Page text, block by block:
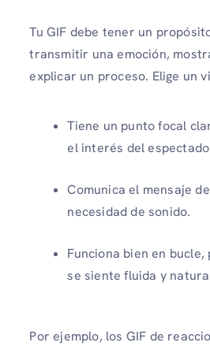
Tu GIF debe tener un
transmitir una emoción,
explicar un proceso. Elige un
Tiene un punto focal
el interés del
Comunica el mensaje
necesidad de sonido.
Funciona bien en
se siente fluida y
Por ejemplo, los GIF de